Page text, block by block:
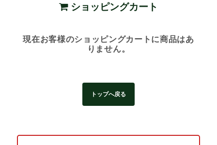
ショッピングカート
現在お客様のショッピングカートに商品はあ
りません。
トップへ戻る